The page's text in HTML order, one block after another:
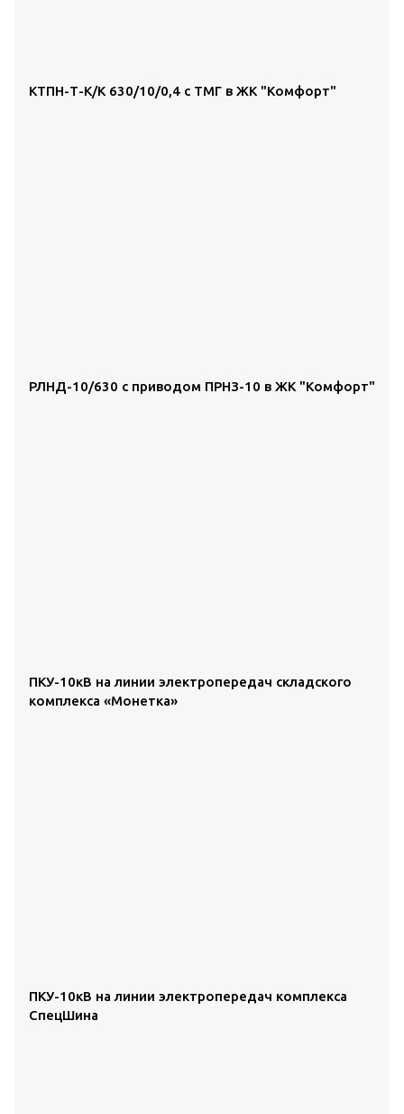
КТПН-Т-К/К 630/10/0,4 с ТМГ в ЖК "Комфорт"
РЛНД-10/630 с приводом ПРНЗ-10 в ЖК "Комфорт"
ПКУ-10кВ на линии электропередач складского
комплекса «Монетка»
ПКУ-10кВ на линии электропередач комплекса
СпецШина